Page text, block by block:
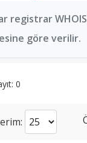
registrar WHOIS
göre verilir.
0